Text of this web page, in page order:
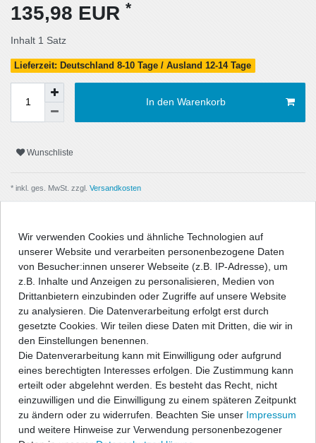
135,98 EUR *
Inhalt 1 Satz
Lieferzeit: Deutschland 8-10 Tage / Ausland 12-14 Tage
In den Warenkorb
Wunschliste
* inkl. ges. MwSt. zzgl. Versandkosten
Beschreibung
Angaben Produktsicherheit
Passform-Fußmatten:
- passgenau nach Form des Fußraums
- hochwertige, strapazierfähige Velourqualität (ca. 600g/m²) mit
Umkettelung
- Antirutsch-Schutz auf der Unterseite
- entweder geeignet für vorhandenes Original-
Wir verwenden Cookies und ähnliche Technologien auf
unserer Website und verarbeiten personenbezogene Daten
von Besucher:innen unserer Webseite (z.B. IP-Adresse), um
z.B. Inhalte und Anzeigen zu personalisieren, Medien von
Drittanbietern einzubinden oder Zugriffe auf unsere Website
zu analysieren. Die Datenverarbeitung erfolgt erst durch
gesetzte Cookies. Wir teilen diese Daten mit Dritten, die wir in
den Einstellungen benennen.
Die Datenverarbeitung kann mit Einwilligung oder aufgrund
eines berechtigten Interesses erfolgen. Die Zustimmung kann
erteilt oder abgelehnt werden. Es besteht das Recht, nicht
einzuwilligen und die Einwilligung zu einem späteren Zeitpunkt
zu ändern oder zu widerrufen. Beachten Sie unser Impressum
und weitere Hinweise zur Verwendung personenbezogener